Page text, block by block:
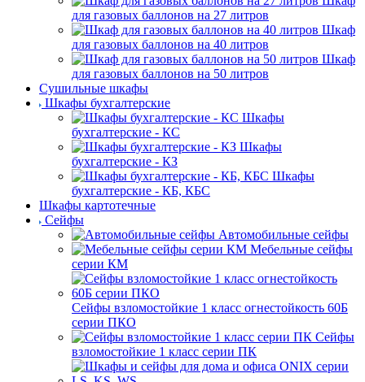
для газовых баллонов на 27 литров
Шкаф
для газовых баллонов на 40 литров
Шкаф
для газовых баллонов на 50 литров
Сушильные шкафы
Шкафы бухгалтерские
Шкафы
бухгалтерские - КС
Шкафы
бухгалтерские - КЗ
Шкафы
бухгалтерские - КБ, КБС
Шкафы картотечные
Сейфы
Автомобильные сейфы
Мебельные сейфы
серии КМ
Сейфы взломостойкие 1 класс огнестойкость 60Б
серии ПКО
Сейфы
взломостойкие 1 класс серии ПК